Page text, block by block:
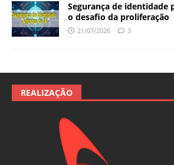
Segurança de identidade
o desafio da proliferação
21/07/2026 3
REALIZAÇÃO